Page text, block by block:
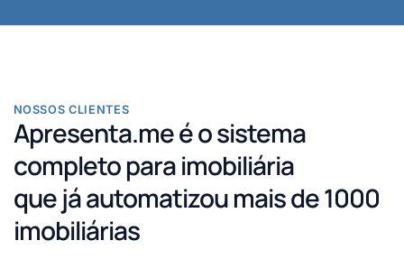
NOSSOS CLIENTES
Apresenta.me é o sistema
completo para imobiliária
que já automatizou mais de 1000
imobiliárias